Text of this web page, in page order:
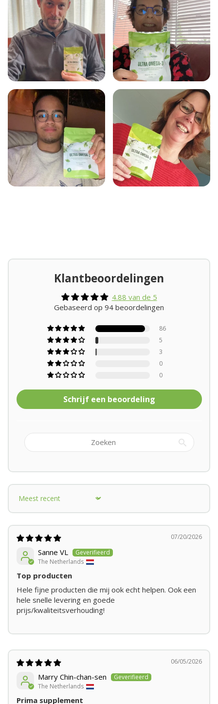
Klantbeoordelingen
4.88 van de 5
Gebaseerd op 94 beoordelingen
86
5
3
0
0
Schrijf een beoordeling
Sort by
07/20/2026
Sanne VL
The Netherlands
Top producten
Hele fijne producten die mij ook echt helpen. Ook een
hele snelle levering en goede
prijs/kwaliteitsverhouding!
06/05/2026
Marry Chin-chan-sen
The Netherlands
Prima supplement